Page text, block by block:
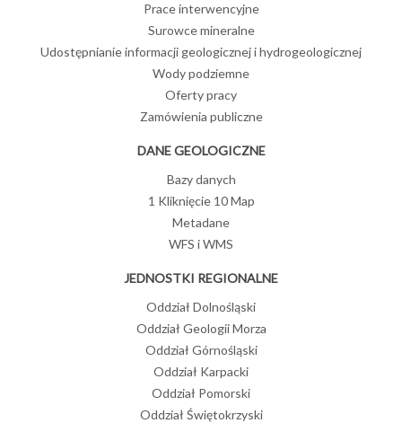
Prace interwencyjne
Surowce mineralne
Udostępnianie informacji geologicznej i hydrogeologicznej
Wody podziemne
Oferty pracy
Zamówienia publiczne
DANE GEOLOGICZNE
Bazy danych
1 Kliknięcie 10 Map
Metadane
WFS i WMS
JEDNOSTKI REGIONALNE
Oddział Dolnośląski
Oddział Geologii Morza
Oddział Górnośląski
Oddział Karpacki
Oddział Pomorski
Oddział Świętokrzyski